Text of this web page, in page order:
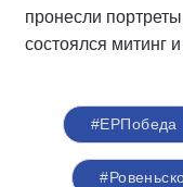
пронесли
состоялся митинг
#ЕРПобеда